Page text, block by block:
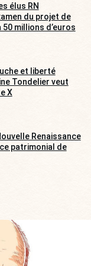
élus RN
du projet de
50 millions d’euros
et liberté
Tondelier veut
X
Renaissance
patrimonial de